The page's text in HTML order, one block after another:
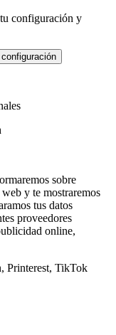
configuración y
sobre
y te mostraremos
tus datos
proveedores
online,
Printerest, TikTok